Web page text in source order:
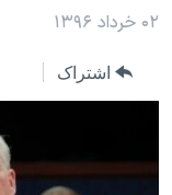
جهشورزشی
فرهنگ و زندگی
جام جهانی ۲۰۲۶
بایگانی برنامه‌های
مستندها
فرکانس‌های صدای
پخش رادیویی
دنبال کنید
۰۲ خرداد ۱۳۹۶
اشتراک